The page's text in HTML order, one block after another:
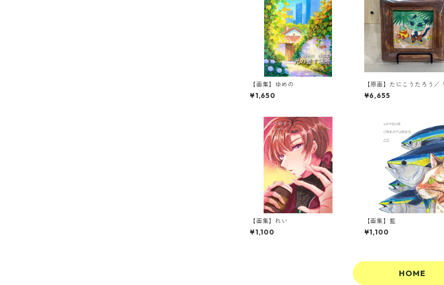
【画集】ゆめの
¥1,650
【原画】たにこうたろう／
な葉っぱ！』
¥6,655
【画集】れい
¥1,100
【画集】藍
¥1,100
HOME